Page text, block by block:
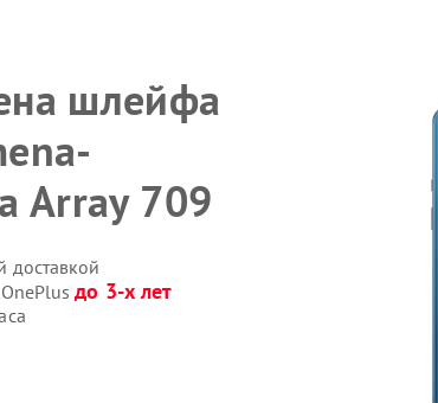
шлейфа
Array 709
доставкой
до 3-х лет